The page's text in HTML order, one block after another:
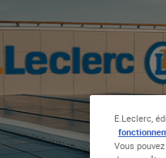
E.Leclerc,
Vous